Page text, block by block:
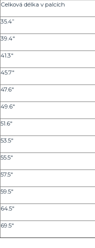
Celková délka v palcích
35.4”
39.4"
41.3"
45.7"
47.6"
49.6"
51.6"
53.5"
55.5"
57.5"
59.5"
64.5"
69.5"